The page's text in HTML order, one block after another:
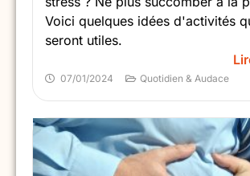
Voici quelques idées d'activités
seront utiles.
07/01/2024 Quotidien & Audace